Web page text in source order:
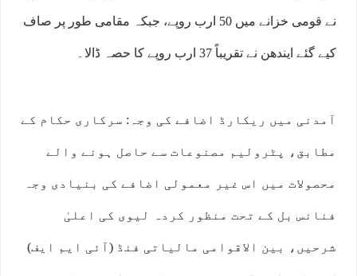
نے قومی خزانے میں 50 ارب روپے، جبکہ مقامی طور پر صاف
کیے گئے ایندھن نے تقریباً 37 ارب روپے کا حصہ ڈالا۔
آمدنی میں ریکارڈ اضافے کی وجہ: سرکاری حکام کے
مطابق، پٹرولیم مصنوعات سے حاصل ہونے والے
محصولات میں اس غیر معمولی اضافے کی بنیادی وجہ
فنانس بل کے تحت منظور کردہ لیوی کی اعلیٰ
شرحیں، بین الاقوامی مالیاتی فنڈ (آئی ایم ایف)